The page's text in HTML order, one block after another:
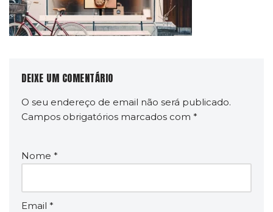
DEIXE UM COMENTÁRIO
O seu endereço de email não será publicado.
Campos obrigatórios marcados com *
Nome *
Email *